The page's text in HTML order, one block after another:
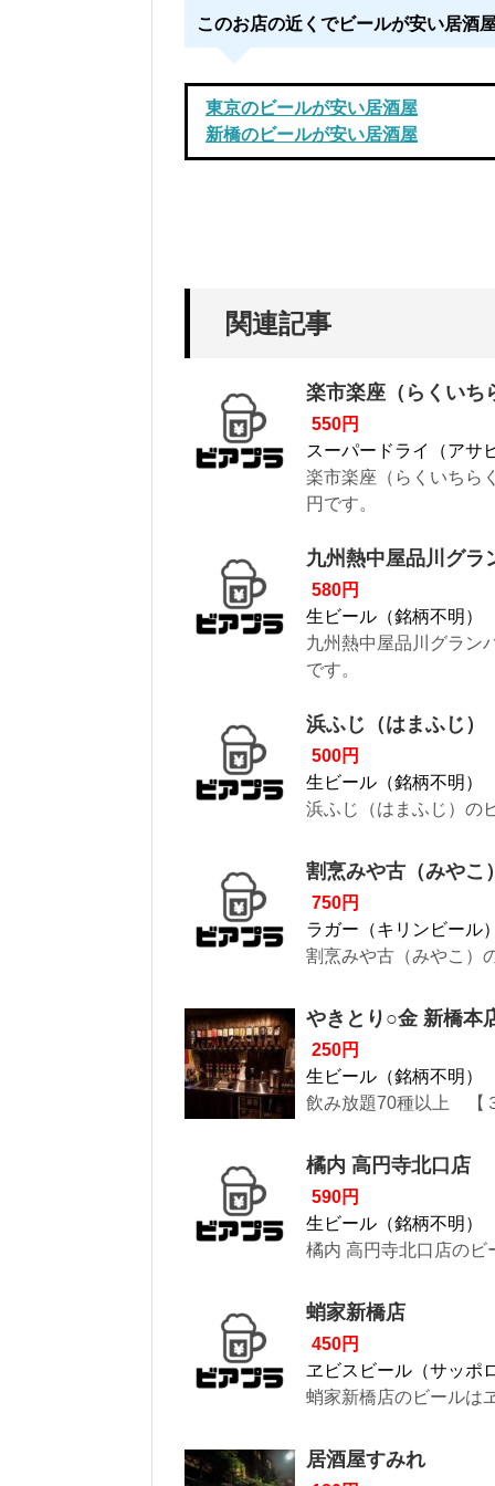
このお店の近くでビールが安い居酒
東京のビールが安い居酒屋
新橋のビールが安い居酒屋
関連記事
楽市楽座（らくいち
550円
スーパードライ（アサ
楽市楽座（らくいちら
円です。
九州熱中屋品川グラ
580円
生ビール（銘柄不明）
九州熱中屋品川グラン
です。
浜ふじ（はまふじ）
500円
生ビール（銘柄不明）
浜ふじ（はまふじ）の
割烹みや古（みやこ
750円
ラガー（キリンビール
割烹みや古（みやこ）
やきとり○金 新橋本
250円
生ビール（銘柄不明）
飲み放題70種以上 【
橘内 高円寺北口店
590円
生ビール（銘柄不明）
橘内 高円寺北口店のビ
蛸家新橋店
450円
ヱビスビール（サッポ
蛸家新橋店のビールは
居酒屋すみれ